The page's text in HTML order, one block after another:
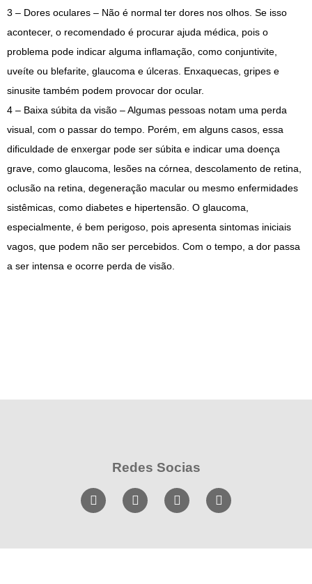
3 – Dores oculares – Não é normal ter dores nos olhos. Se isso
acontecer, o recomendado é procurar ajuda médica, pois o
problema pode indicar alguma inflamação, como conjuntivite,
uveíte ou blefarite, glaucoma e úlceras. Enxaquecas, gripes e
sinusite também podem provocar dor ocular.
4 – Baixa súbita da visão – Algumas pessoas notam uma perda
visual, com o passar do tempo. Porém, em alguns casos, essa
dificuldade de enxergar pode ser súbita e indicar uma doença
grave, como glaucoma, lesões na córnea, descolamento de retina,
oclusão na retina, degeneração macular ou mesmo enfermidades
sistêmicas, como diabetes e hipertensão. O glaucoma,
especialmente, é bem perigoso, pois apresenta sintomas iniciais
vagos, que podem não ser percebidos. Com o tempo, a dor passa
a ser intensa e ocorre perda de visão.
Redes Socias